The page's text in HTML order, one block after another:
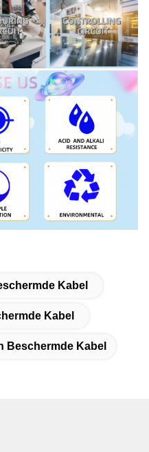
Kabel
Kabel
Beschermde Kabel